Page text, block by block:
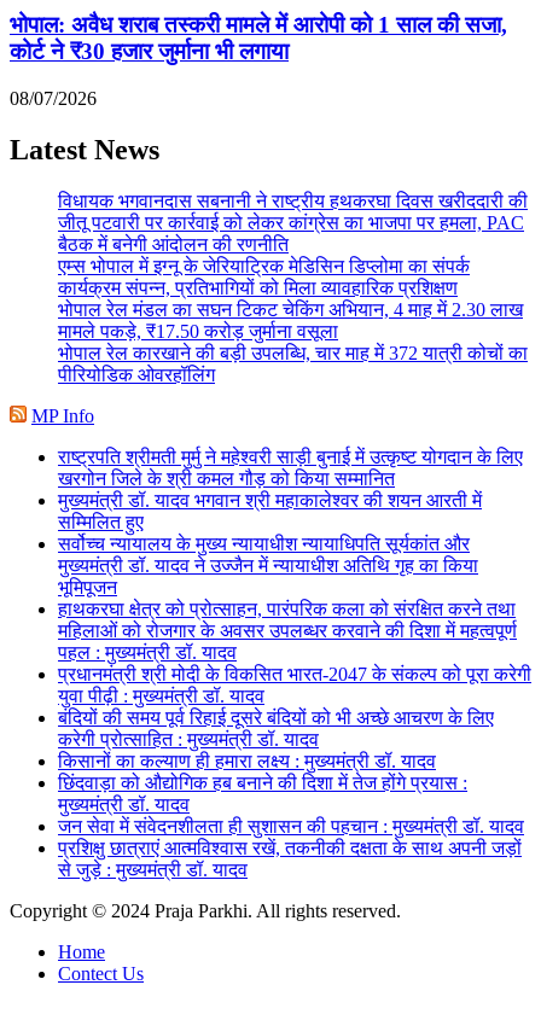
भोपाल: अवैध शराब तस्करी मामले में आरोपी को 1 साल की सजा,
कोर्ट ने ₹30 हजार जुर्माना भी लगाया
08/07/2026
Latest News
विधायक भगवानदास सबनानी ने राष्ट्रीय हथकरघा दिवस खरीददारी की
जीतू पटवारी पर कार्रवाई को लेकर कांग्रेस का भाजपा पर हमला, PAC
बैठक में बनेगी आंदोलन की रणनीति
एम्स भोपाल में इग्नू के जेरियाट्रिक मेडिसिन डिप्लोमा का संपर्क
कार्यक्रम संपन्न, प्रतिभागियों को मिला व्यावहारिक प्रशिक्षण
भोपाल रेल मंडल का सघन टिकट चेकिंग अभियान, 4 माह में 2.30 लाख
मामले पकड़े, ₹17.50 करोड़ जुर्माना वसूला
भोपाल रेल कारखाने की बड़ी उपलब्धि, चार माह में 372 यात्री कोचों का
पीरियोडिक ओवरहॉलिंग
MP Info
राष्ट्रपति श्रीमती मुर्मु ने महेश्वरी साड़ी बुनाई में उत्कृष्ट योगदान के लिए
खरगोन जिले के श्री कमल गौड़ को किया सम्मानित
मुख्यमंत्री डॉ. यादव भगवान श्री महाकालेश्‍वर की शयन आरती में
सम्मिलित हुए
सर्वोच्च न्यायालय के मुख्‍य न्‍यायाधीश न्यायाधिपति सूर्यकांत और
मुख्यमंत्री डॉ. यादव ने उज्जैन में न्यायाधीश अतिथि गृह का किया
भूमिपूजन
हाथकरघा क्षेत्र को प्रोत्साहन, पारंपरिक कला को संरक्षित करने तथा
महिलाओं को रोजगार के अवसर उपलब्धर करवाने की दिशा में महत्वपूर्ण
पहल : मुख्यमंत्री डॉ. यादव
प्रधानमंत्री श्री मोदी के विकसित भारत-2047 के संकल्प को पूरा करेगी
युवा पीढ़ी : मुख्यमंत्री डॉ. यादव
बंदियों की समय पूर्व रिहाई दूसरे बंदियों को भी अच्छे आचरण के लिए
करेगी प्रोत्साहित : मुख्यमंत्री डॉ. यादव
किसानों का कल्याण ही हमारा लक्ष्य : मुख्यमंत्री डॉ. यादव
छिंदवाड़ा को औद्योगिक हब बनाने की दिशा में तेज होंगे प्रयास :
मुख्यमंत्री डॉ. यादव
जन सेवा में संवेदनशीलता ही सुशासन की पहचान : मुख्यमंत्री डॉ. यादव
प्रशिक्षु छात्राएं आत्मविश्वास रखें, तकनीकी दक्षता के साथ अपनी जड़ों
से जुड़े : मुख्यमंत्री डॉ. यादव
Copyright © 2024 Praja Parkhi. All rights reserved.
Home
Contect Us